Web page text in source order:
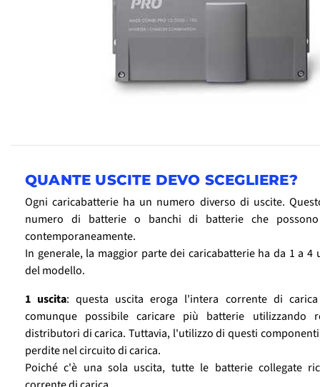
QUANTE USCITE DEVO SCEGLIERE?
Ogni caricabatterie ha un numero diverso di uscite.
numero di batterie o banchi di batterie che possono
contemporaneamente.
In generale, la maggior parte dei caricabatterie ha da 1 a 4
del modello.
1 uscita: questa uscita eroga l'intera corrente di
comunque possibile caricare più batterie utilizzando
distributori di carica. Tuttavia, l'utilizzo di questi
perdite nel circuito di carica.
Poiché c'è una sola uscita, tutte le batterie collegate